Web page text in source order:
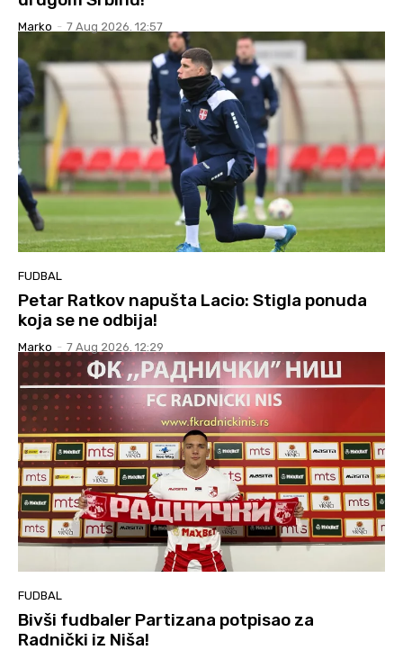
Marko - 7 Aug 2026. 12:57
FUDBAL
Petar Ratkov napušta Lacio: Stigla ponuda
koja se ne odbija!
Marko - 7 Aug 2026. 12:29
FUDBAL
Bivši fudbaler Partizana potpisao za
Radnički iz Niša!